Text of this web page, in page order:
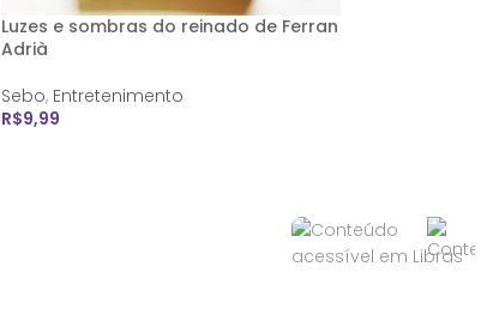
Luzes e sombras do reinado de Ferran
Adrià
Sebo, Entretenimento
R$9,99